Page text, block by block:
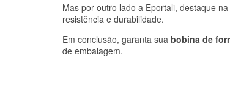
Mas por outro lado a Eportali, destaque
resistência e durabilidade.
Em conclusão, garanta sua bobina de
de embalagem.